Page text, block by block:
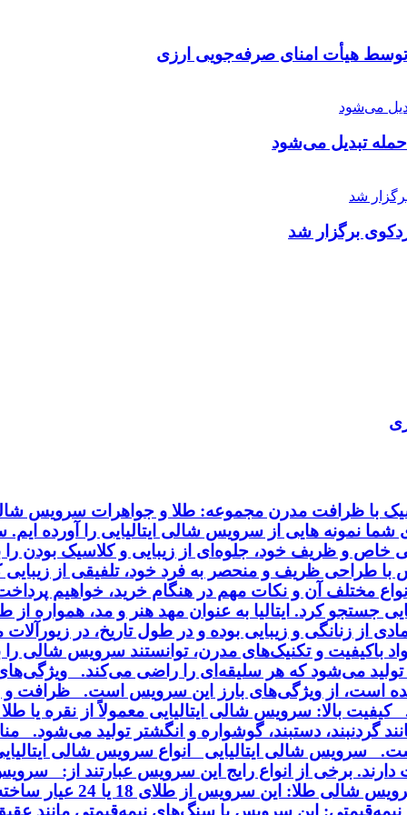
هیأت امنای صرفه‌جویی ارزی
حمله تبدیل می‌شود
برگزار شد
با ظرافت مدرن مجموعه: طلا و جواهرات سرویس
شما نمونه هایی از سرویس شالی ایتالیایی را آورده
و ظریف خود، جلوه‌ای از زیبایی و کلاسیک بودن را
طراحی ظریف و منحصر به فرد خود، تلفیقی از زیبایی
مختلف آن و نکات مهم در هنگام خرید، خواهیم
جستجو کرد. ایتالیا به عنوان مهد هنر و مد، همواره
از زنانگی و زیبایی بوده و در طول تاریخ، در
باکیفیت و تکنیک‌های مدرن، توانستند سرویس شالی
تولید می‌شود که هر سلیقه‌ای را راضی می‌کند.
است، از ویژگی‌های بارز این سرویس است. ظرافت و
بالا: سرویس شالی ایتالیایی معمولاً از نقره یا
گردنبند، دستبند، گوشواره و انگشتر تولید می‌شود.
سرویس شالی ایتالیایی انواع سرویس شالی
می‌شود و با روکش طلا
این سرویس با سنگ‌های نیمه‌قیمتی مانند